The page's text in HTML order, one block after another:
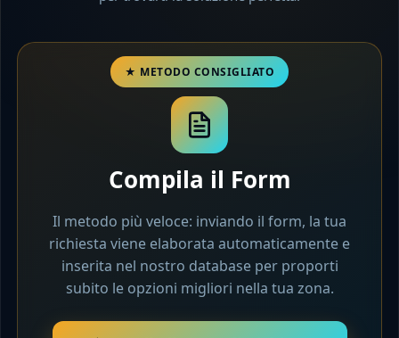
Compila il Form
Il metodo più veloce: inviando il form, la tua
richiesta viene elaborata automaticamente e
inserita nel nostro database per proporti
subito le opzioni migliori nella tua zona.